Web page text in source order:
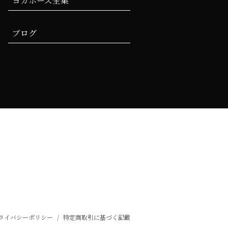
ブログ
イバシーポリシー / 特定商取引に基づく記載